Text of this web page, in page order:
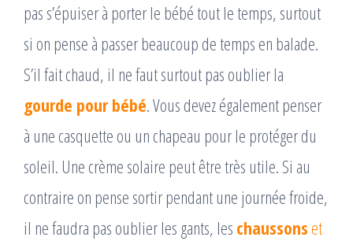
pas s’épuiser à porter le bébé tout le temps, surtout
si on pense à passer beaucoup de temps en balade.
S’il fait chaud, il ne faut surtout pas oublier la
gourde pour bébé. Vous devez également penser
à une casquette ou un chapeau pour le protéger du
soleil. Une crème solaire peut être très utile. Si au
contraire on pense sortir pendant une journée froide,
il ne faudra pas oublier les gants, les chaussonset